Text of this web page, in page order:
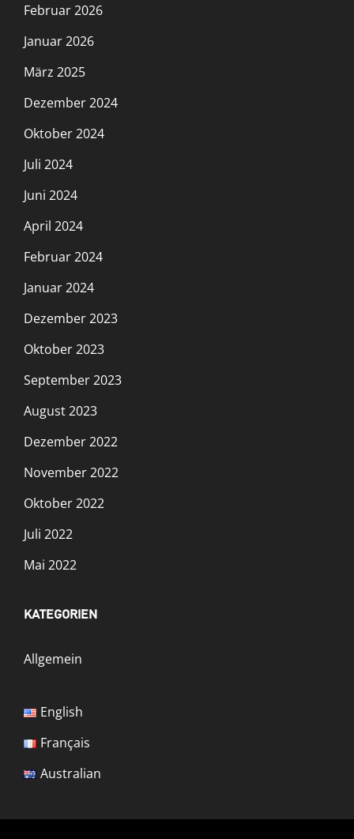
Februar 2026
Januar 2026
März 2025
Dezember 2024
Oktober 2024
Juli 2024
Juni 2024
April 2024
Februar 2024
Januar 2024
Dezember 2023
Oktober 2023
September 2023
August 2023
Dezember 2022
November 2022
Oktober 2022
Juli 2022
Mai 2022
KATEGORIEN
Allgemein
English
Français
Australian